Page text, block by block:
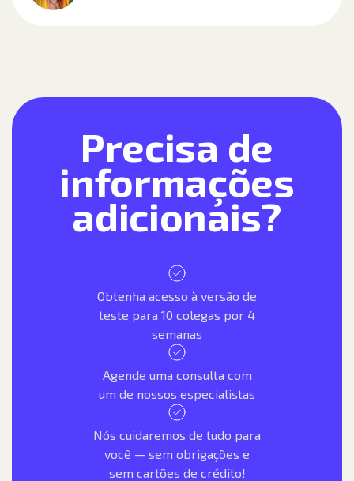
Precisa de
informações
adicionais?
Obtenha acesso à versão de
teste para 10 colegas por 4
semanas
Agende uma consulta com
um de nossos especialistas
Nós cuidaremos de tudo para
você — sem obrigações e
sem cartões de crédito!